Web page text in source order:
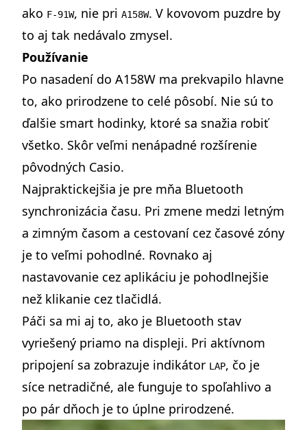
ako F-91W, nie pri A158W. V kovovom puzdre by
to aj tak nedávalo zmysel.
Používanie
Po nasadení do A158W ma prekvapilo hlavne
to, ako prirodzene to celé pôsobí. Nie sú to
ďalšie smart hodinky, ktoré sa snažia robiť
všetko. Skôr veľmi nenápadné rozšírenie
pôvodných Casio.
Najpraktickejšia je pre mňa Bluetooth
synchronizácia času. Pri zmene medzi letným
a zimným časom a cestovaní cez časové zóny
je to veľmi pohodlné. Rovnako aj
nastavovanie cez aplikáciu je pohodlnejšie
než klikanie cez tlačidlá.
Páči sa mi aj to, ako je Bluetooth stav
vyriešený priamo na displeji. Pri aktívnom
pripojení sa zobrazuje indikátor LAP, čo je
síce netradičné, ale funguje to spoľahlivo a
po pár dňoch je to úplne prirodzené.